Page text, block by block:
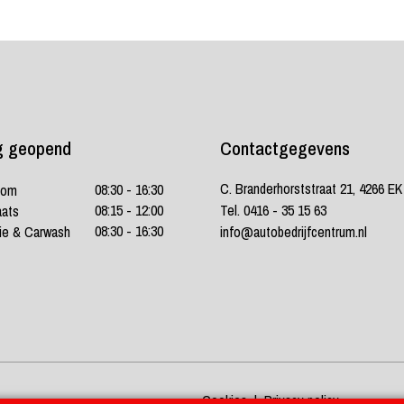
geopend
08:30 - 16:30
08:15 - 12:00
& Carwash
08:30 - 16:30
Contactgegevens
C. Branderhorststraat 21, 4266
Tel. 0416 - 35 15 63
info@autobedrijfcentrum.nl